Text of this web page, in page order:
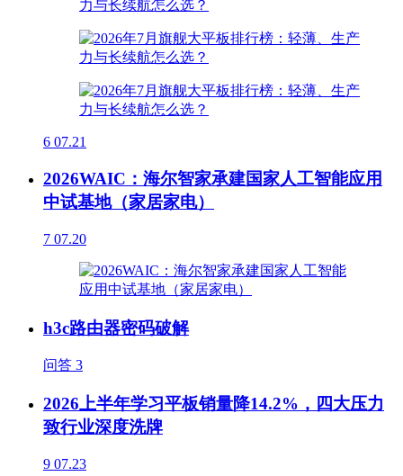
6 07.21
2026WAIC：海尔智家承建国家人工智能应用
中试基地（家居家电）
7 07.20
h3c路由器密码破解
问答 3
2026上半年学习平板销量降14.2%，四大压力
致行业深度洗牌
9 07.23